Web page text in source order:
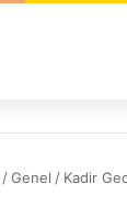
/Genel / Kadir